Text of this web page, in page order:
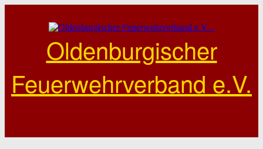
Oldenburgischer
Feuerwehrverband e.V.